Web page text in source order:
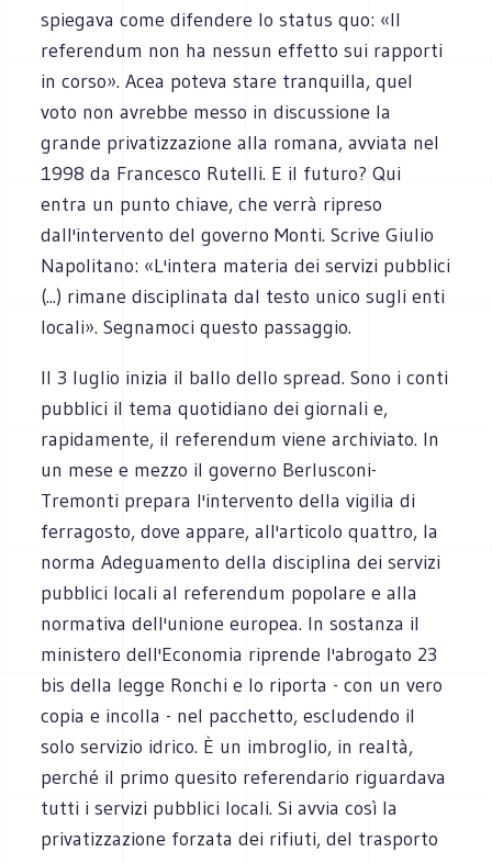
spiegava come difendere lo status quo: «Il
referendum non ha nessun effetto sui rapporti
in corso». Acea poteva stare tranquilla, quel
voto non avrebbe messo in discussione la
grande privatizzazione alla romana, avviata nel
1998 da Francesco Rutelli. E il futuro? Qui
entra un punto chiave, che verrà ripreso
dall'intervento del governo Monti. Scrive Giulio
Napolitano: «L'intera materia dei servizi pubblici
(...) rimane disciplinata dal testo unico sugli enti
locali». Segnamoci questo passaggio.
Il 3 luglio inizia il ballo dello spread. Sono i conti
pubblici il tema quotidiano dei giornali e,
rapidamente, il referendum viene archiviato. In
un mese e mezzo il governo Berlusconi-
Tremonti prepara l'intervento della vigilia di
ferragosto, dove appare, all'articolo quattro, la
norma Adeguamento della disciplina dei servizi
pubblici locali al referendum popolare e alla
normativa dell'unione europea. In sostanza il
ministero dell'Economia riprende l'abrogato 23
bis della legge Ronchi e lo riporta - con un vero
copia e incolla - nel pacchetto, escludendo il
solo servizio idrico. È un imbroglio, in realtà,
perché il primo quesito referendario riguardava
tutti i servizi pubblici locali. Si avvia così la
privatizzazione forzata dei rifiuti, del trasporto